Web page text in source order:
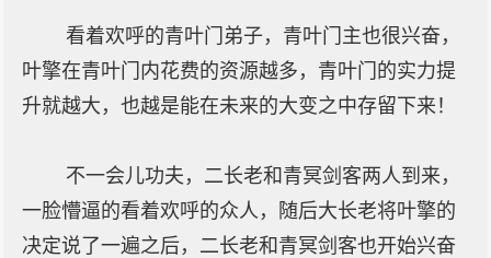
看着欢呼的青叶门弟子，青叶门主也很兴奋，
叶擎在青叶门内花费的资源越多，青叶门的实力提
升就越大，也越是能在未来的大变之中存留下来！
不一会儿功夫，二长老和青冥剑客两人到来，
一脸懵逼的看着欢呼的众人，随后大长老将叶擎的
决定说了一遍之后，二长老和青冥剑客也开始兴奋